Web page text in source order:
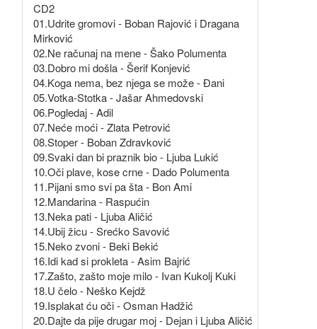
CD2
01.Udrite gromovi - Boban Rajović i Dragana
Mirković
02.Ne računaj na mene - Šako Polumenta
03.Dobro mi došla - Šerif Konjević
04.Koga nema, bez njega se može - Đani
05.Votka-Stotka - Jašar Ahmedovski
06.Pogledaj - Adil
07.Neće moći - Zlata Petrović
08.Stoper - Boban Zdravković
09.Svaki dan bi praznik bio - Ljuba Lukić
10.Oči plave, kose crne - Dado Polumenta
11.Pijani smo svi pa šta - Bon Ami
12.Mandarina - Raspućin
13.Neka pati - Ljuba Aličić
14.Ubij žicu - Srećko Savović
15.Neko zvoni - Beki Bekić
16.Idi kad si prokleta - Asim Bajrić
17.Zašto, zašto moje milo - Ivan Kukolj Kuki
18.U čelo - Neško Kejdž
19.Isplakat ću oči - Osman Hadžić
20.Dajte da pije drugar moj - Dejan i Ljuba Aličić